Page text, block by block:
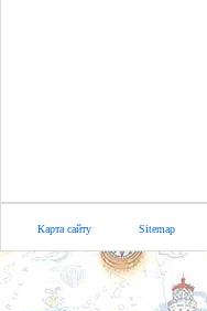
Карта сайту Sitemap